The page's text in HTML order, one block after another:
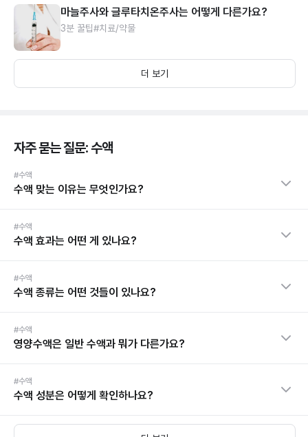
마늘주사와 글루타치온주사는 어떻게 다른가요?
3분 꿀팁#치료/약물
더 보기
자주 묻는 질문: 수액
#수액
수액 맞는 이유는 무엇인가요?
#수액
수액 효과는 어떤 게 있나요?
#수액
수액 종류는 어떤 것들이 있나요?
#수액
영양수액은 일반 수액과 뭐가 다른가요?
#수액
수액 성분은 어떻게 확인하나요?